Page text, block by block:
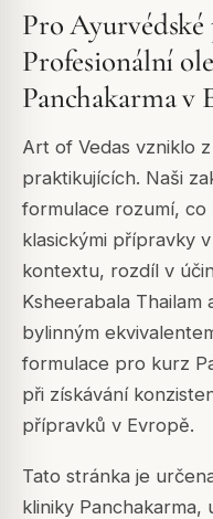
Pro
Profesionální
Panchakarma v
Art of Vedas vzniklo
praktikujících. Naši
formulace rozumí, co
klasickými přípravky
kontextu, rozdíl v
Ksheerabala
bylinným
formulace pro kurz
při získávání
přípravků v Evropě.
Tato stránka je
kliniky Panchakarma,